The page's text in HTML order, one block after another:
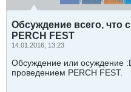
Обсуждение всего, что
PERCH FEST
14.01.2016, 13:23
Обсуждение или осуждение
проведением PERCH FEST.